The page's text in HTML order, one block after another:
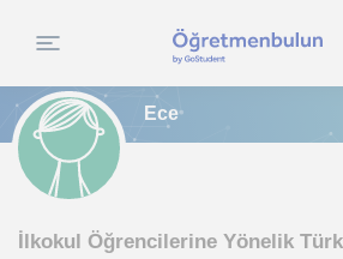
Ece
İlkokul Öğrencilerine Yönelik